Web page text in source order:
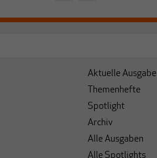
Aktuelle Ausgabe
Themenhefte
Spotlight
Archiv
Alle Ausgaben
Alle Spotlights